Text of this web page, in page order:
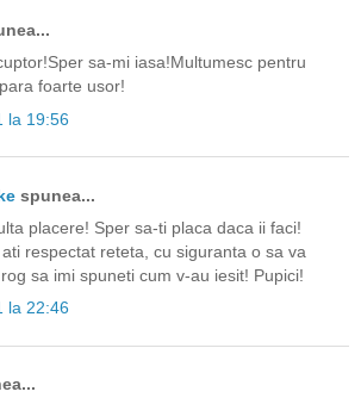
sa-mi iasa!Multumesc pentru
foarte usor!
la 19:56
spunea...
placere! Sper sa-ti placa daca ii faci!
respectat reteta, cu siguranta o sa va
sa imi spuneti cum v-au iesit! Pupici!
la 22:46